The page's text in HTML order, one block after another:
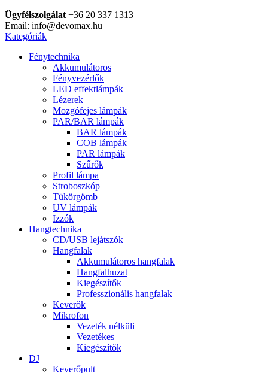
Ügyfélszolgálat +36 20 337 1313
Email: info@devomax.hu
Kategóriák
Fénytechnika
Akkumulátoros
Fényvezérlők
LED effektlámpák
Lézerek
Mozgófejes lámpák
PAR/BAR lámpák
BAR lámpák
COB lámpák
PAR lámpák
Szűrők
Profil lámpa
Stroboszkóp
Tükörgömb
UV lámpák
Izzók
Hangtechnika
CD/USB lejátszók
Hangfalak
Akkumulátoros hangfalak
Hangfalhuzat
Kiegészítők
Professzionális hangfalak
Keverők
Mikrofon
Vezeték nélküli
Vezetékes
Kiegészítők
DJ
Keverőpult